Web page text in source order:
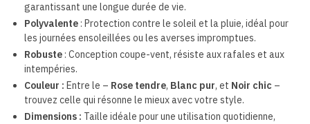
garantissant une longue durée de vie.
Polyvalente : Protection contre le soleil et la pluie, idéal pour
les journées ensoleillées ou les averses impromptues.
Robuste : Conception coupe-vent, résiste aux rafales et aux
intempéries.
Couleur : Entre le – Rose tendre, Blanc pur, et Noir chic –
trouvez celle qui résonne le mieux avec votre style.
Dimensions : Taille idéale pour une utilisation quotidienne,